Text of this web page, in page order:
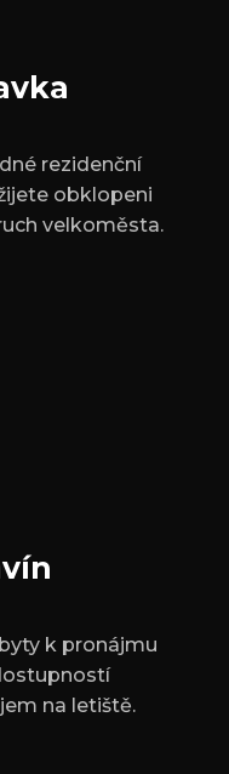
rezidenční
obklopeni
velkoměsta.
k pronájmu
na letiště.